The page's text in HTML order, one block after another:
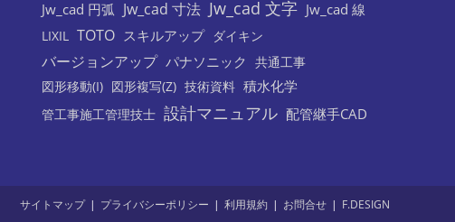
Jw_cad 円弧 Jw_cad 寸法 Jw_cad 文字 Jw_cad 線
LIXIL TOTO スキルアップ ダイキン
バージョンアップ パナソニック 共通工事
図形移動(I) 図形複写(Z) 技術資料 積水化学
管工事施工管理技士 設計マニュアル 配管継手CAD
サイトマップ プライバシーポリシー 利用規約 お問合せ F.DESIGN